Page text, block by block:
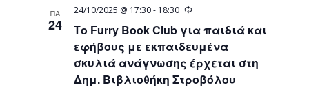
ΠΑ
24
Το Furry Book Club για παιδιά και
εφήβους με εκπαιδευμένα
σκυλιά ανάγνωσης έρχεται στη
Δημ. Βιβλιοθήκη Στροβόλου
24/10/2025 @ 17:30- 18:30 Recurring